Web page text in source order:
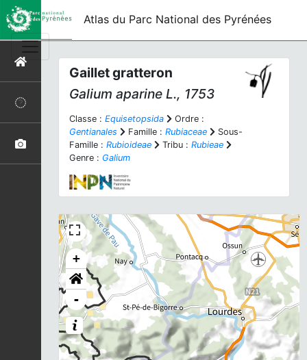
Atlas du Parc National des Pyrénées
Gaillet gratteron
Galium aparine L., 1753
Classe : Equisetopsida
Ordre :
Gentianales
Famille : Rubiaceae
Sous-
Famille : Rubioideae Tribu : Rubieae
Genre : Galium
+
-